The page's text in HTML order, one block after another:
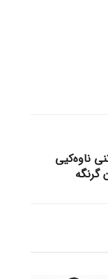
ناوەکیی
گرنگە